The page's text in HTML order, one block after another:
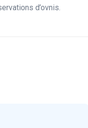
d’ovnis.